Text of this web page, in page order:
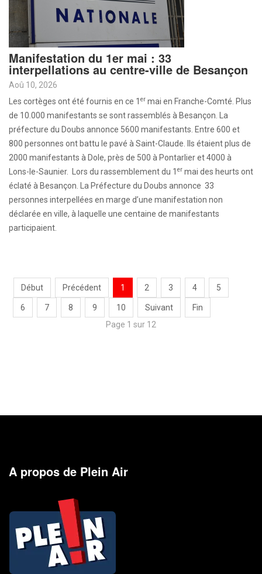
Manifestation du 1er mai : 33
interpellations au centre-ville de Besançon
Aoû 10, 2026
Les cortèges ont été fournis en ce 1 er mai en Franche-Comté. Plus
de 10.000 manifestants se sont rassemblés à Besançon. La
préfecture du Doubs annonce 5600 manifestants. Entre 600 et
800 personnes ont battu le pavé à Saint-Claude. Ils étaient plus de
2000 manifestants à Dole, près de 500 à Pontarlier et 4000 à
Lons-le-Saunier. Lors du rassemblement du 1 er mai des heurts ont
éclaté à Besançon. La Préfecture du Doubs annonce 33
personnes interpellées en marge d’une manifestation non
déclarée en ville, à laquelle une centaine de manifestants
participaient.
Début Précédent 1 2 3 4 5
6 7 8 9 10 Suivant
Fin
Page 1 sur 12
A propos de Plein Air